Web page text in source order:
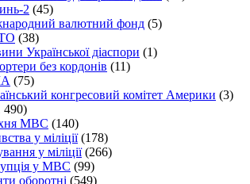
2 (45)
валютний фонд (5)
(38)
Української діаспори (1)
без кордонів (11)
(75)
конгресовий комітет Америки (3)
490)
МВС (140)
у міліції(178)
у міліції(266)
у МВС (99)
оборотні (549)